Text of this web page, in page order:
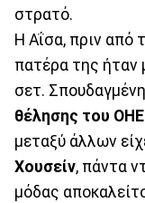
στρατό.
Η Αΐσα, πριν από
πατέρα της ήταν
σετ.
θέλησης του ΟΗΕ
μεταξύ άλλων
Χουσείν, πάντα
μόδας